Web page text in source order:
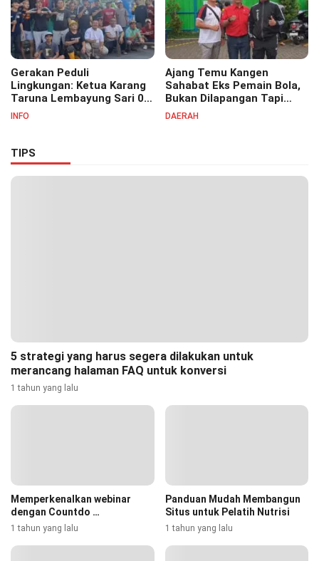
Gerakan Peduli
Lingkungan: Ketua Karang
Taruna Lembayung Sari 09
Irvan Permana Ajak
INFO
Ajang Temu Kangen
Sahabat Eks Pemain Bola,
Bukan Dilapangan Tapi
Ditongkrongan
DAERAH
TIPS
5 strategi yang harus segera dilakukan untuk
merancang halaman FAQ untuk konversi
1 tahun yang lalu
Memperkenalkan webinar
dengan Countdo …
1 tahun yang lalu
Panduan Mudah Membangun
Situs untuk Pelatih Nutrisi
1 tahun yang lalu